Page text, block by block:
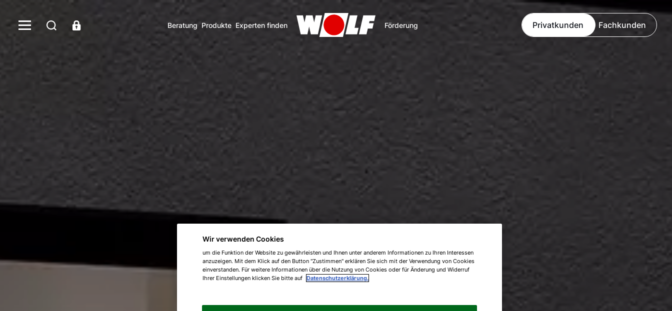
Beratung Produkte Experten finden Förderung Privatkunden Fachkunden
Wir verwenden Cookies
um die Funktion der Website zu gewährleisten und Ihnen unter anderem Informationen zu Ihren Interessen
anzuzeigen. Mit dem Klick auf den Button "Zustimmen" erklären Sie sich mit der Verwendung von Cookies
einverstanden. Für weitere Informationen über die Nutzung von Cookies oder für Änderung und Widerruf
Ihrer Einstellungen klicken Sie bitte auf Datenschutzerklärung.